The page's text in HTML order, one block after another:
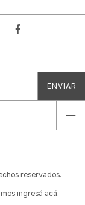
reservados.
ingresá acá.